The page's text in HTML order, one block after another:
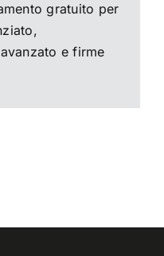
gratuito per
e firme